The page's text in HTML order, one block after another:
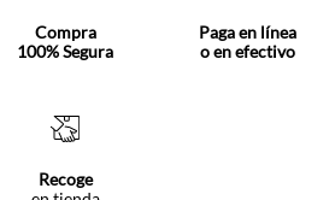
Compra
100% Segura
Paga en línea
o en efectivo
Recoge